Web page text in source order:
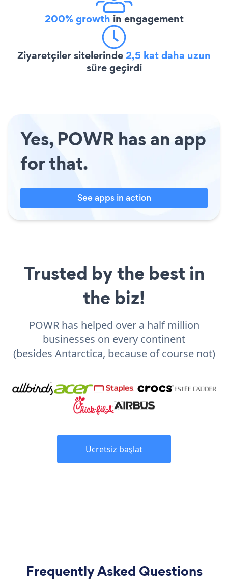
200% growth in engagement
Ziyaretçiler sitelerinde2,5 kat daha uzun
süre geçirdi
Yes, POWR has an app
for that.
See apps in action
Trusted by the best in
the biz!
POWR has helped over a half million
businesses on every continent
(besides Antarctica, because of course not)
Ücretsiz başlat
Frequently Asked Questions